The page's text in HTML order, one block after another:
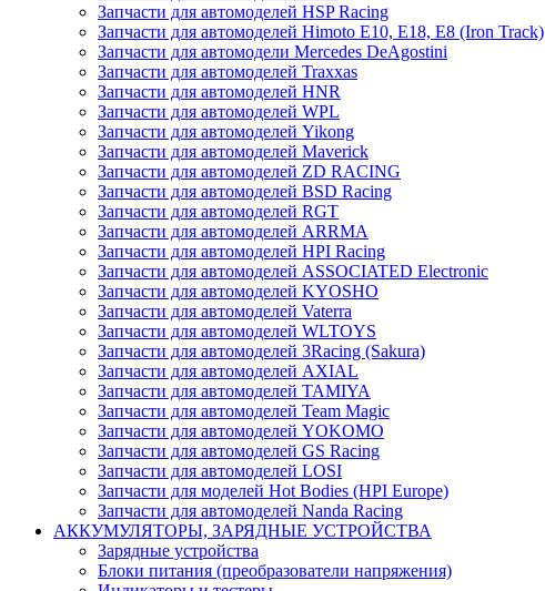
Запчасти для автомоделей HSP Racing
Запчасти для автомоделей Himoto E10, E18, E8 (Iron Track)
Запчасти для автомодели Mercedes DeAgostini
Запчасти для автомоделей Traxxas
Запчасти для автомоделей HNR
Запчасти для автомоделей WPL
Запчасти для автомоделей Yikong
Запчасти для автомоделей Maverick
Запчасти для автомоделей ZD RACING
Запчасти для автомоделей BSD Racing
Запчасти для автомоделей RGT
Запчасти для автомоделей ARRMA
Запчасти для автомоделей HPI Racing
Запчасти для автомоделей ASSOCIATED Electronic
Запчасти для автомоделей KYOSHO
Запчасти для автомоделей Vaterra
Запчасти для автомоделей WLTOYS
Запчасти для автомоделей 3Racing (Sakura)
Запчасти для автомоделей AXIAL
Запчасти для автомоделей TAMIYA
Запчасти для автомоделей Team Magic
Запчасти для автомоделей YOKOMO
Запчасти для автомоделей GS Racing
Запчасти для автомоделей LOSI
Запчасти для моделей Hot Bodies (HPI Europe)
Запчасти для автомоделей Nanda Racing
АККУМУЛЯТОРЫ, ЗАРЯДНЫЕ УСТРОЙСТВА
Зарядные устройства
Блоки питания (преобразователи напряжения)